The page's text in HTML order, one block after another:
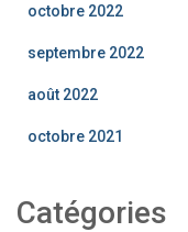
octobre 2022
septembre 2022
août 2022
octobre 2021
Catégories